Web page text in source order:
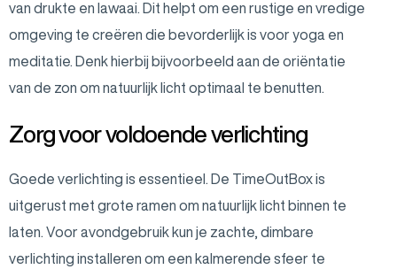
van drukte en lawaai. Dit helpt om een rustige en vredige
omgeving te creëren die bevorderlijk is voor yoga en
meditatie. Denk hierbij bijvoorbeeld aan de oriëntatie
van de zon om natuurlijk licht optimaal te benutten.
Zorg voor voldoende verlichting
Goede verlichting is essentieel. De TimeOutBox is
uitgerust met grote ramen om natuurlijk licht binnen te
laten. Voor avondgebruik kun je zachte, dimbare
verlichting installeren om een kalmerende sfeer te